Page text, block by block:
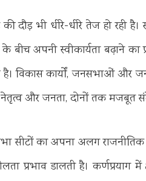
दौड़ भी धीरे-धीरे तेज हो रही
अपनी स्वीकार्यता बढ़ाने का
विकास कार्यों, जनसभाओं और
नेतृत्व और जनता, दोनों तक मजबूत
सीटों का अपना अलग
प्रभाव डालती है।